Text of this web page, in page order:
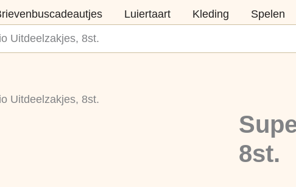
Luiertaart Kleding Spelen
Uitdeelzakjes, 8st.
Uitdeelzakjes, 8st.
8st.